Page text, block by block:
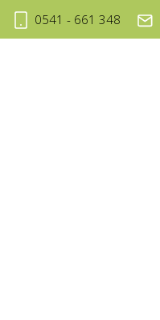
0541 - 661 348